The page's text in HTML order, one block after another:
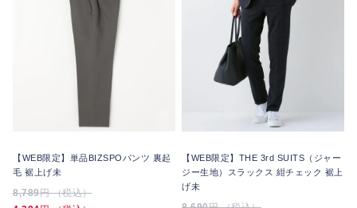
【WEB限定】単品BIZSPOパンツ 裏起
毛 裾上げ未
8,789円 （税込）
【WEB限定】THE 3rd SUITS（ジャー
ジー生地）スラックス 紺チェック 裾上
げ未